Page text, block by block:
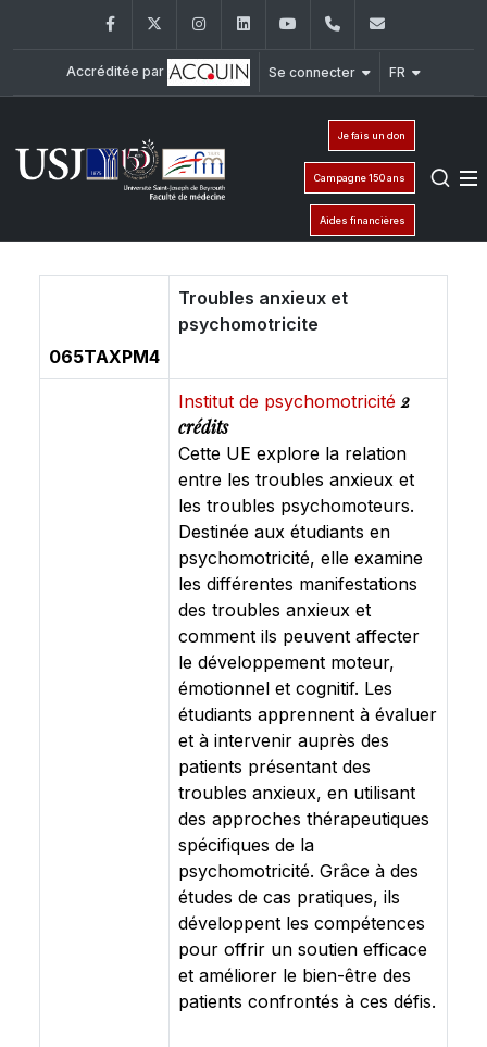
FacebookTwitter InstagramLinkedInYouTube+961 (1) 421 235
Accréditée par Se connecter FR
Je fais un don
Campagne 150 ans
Aides financières
065TAXPM4
Troubles anxieux et
psychomotricite
Institut de psychomotricité2
crédits
Cette UE explore la relation
entre les troubles anxieux et
les troubles psychomoteurs.
Destinée aux étudiants en
psychomotricité, elle examine
les différentes manifestations
des troubles anxieux et
comment ils peuvent affecter
le développement moteur,
émotionnel et cognitif. Les
étudiants apprennent à évaluer
et à intervenir auprès des
patients présentant des
troubles anxieux, en utilisant
des approches thérapeutiques
spécifiques de la
psychomotricité. Grâce à des
études de cas pratiques, ils
développent les compétences
pour offrir un soutien efficace
et améliorer le bien-être des
patients confrontés à ces défis.